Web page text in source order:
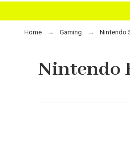
Home Gaming Nintendo
Nintendo